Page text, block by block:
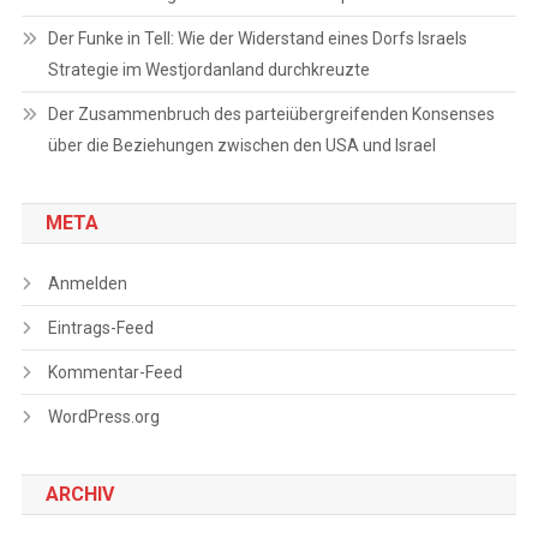
Der Funke in Tell: Wie der Widerstand eines Dorfs Israels
Strategie im Westjordanland durchkreuzte
Der Zusammenbruch des parteiübergreifenden Konsenses
über die Beziehungen zwischen den USA und Israel
META
Anmelden
Eintrags-Feed
Kommentar-Feed
WordPress.org
ARCHIV